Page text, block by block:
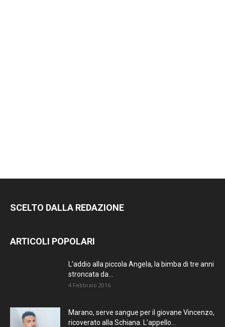
SCELTO DALLA REDAZIONE
ARTICOLI POPOLARI
L’addio alla piccola Angela, la bimba di tre anni
stroncata da...
4 Febbraio 2016
Marano, serve sangue per il giovane Vincenzo,
ricoverato alla Schiana. L’appello...